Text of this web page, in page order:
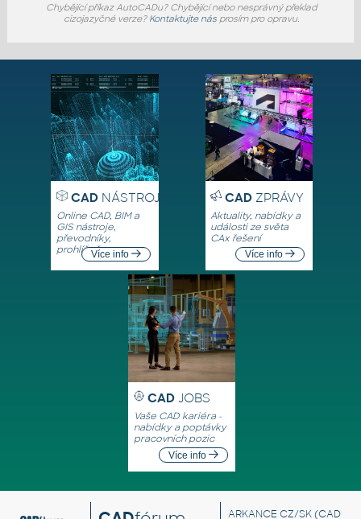
Chybějící příkaz AutoCADu? Chybějící nebo nesprávný překlad
cizojazyčné verze? Kontaktujte násprosím pro opravu.
CADNÁSTROJE
Online CAD, BIM a
GIS nástroje,
převodníky,
prohlížečeVíce info
CADZPRÁVY
Aktuality, nabídky a
události ze světa
CAx řešení
Více info
CAD JOBS
Vaše CAD kariéra -
nabídky a poptávky
pracovních pozic
Více info
ARKANCE CZ/SK(CAD